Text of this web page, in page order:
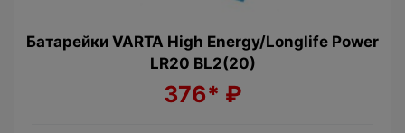
Батарейки VARTA High Energy/Longlife Power
LR20 BL2(20)
376* ₽